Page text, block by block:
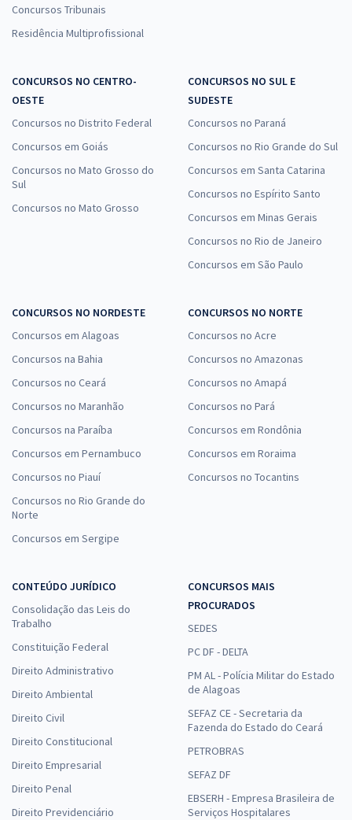
Concursos Tribunais
Residência Multiprofissional
CONCURSOS NO CENTRO-
OESTE
Concursos no Distrito Federal
Concursos em Goiás
Concursos no Mato Grosso do
Sul
Concursos no Mato Grosso
CONCURSOS NO SUL E
SUDESTE
Concursos no Paraná
Concursos no Rio Grande do Sul
Concursos em Santa Catarina
Concursos no Espírito Santo
Concursos em Minas Gerais
Concursos no Rio de Janeiro
Concursos em São Paulo
CONCURSOS NO NORDESTE
Concursos em Alagoas
Concursos na Bahia
Concursos no Ceará
Concursos no Maranhão
Concursos na Paraíba
Concursos em Pernambuco
Concursos no Piauí
Concursos no Rio Grande do
Norte
Concursos em Sergipe
CONCURSOS NO NORTE
Concursos no Acre
Concursos no Amazonas
Concursos no Amapá
Concursos no Pará
Concursos em Rondônia
Concursos em Roraima
Concursos no Tocantins
CONTEÚDO JURÍDICO
Consolidação das Leis do
Trabalho
Constituição Federal
Direito Administrativo
Direito Ambiental
Direito Civil
Direito Constitucional
Direito Empresarial
Direito Penal
Direito Previdenciário
CONCURSOS MAIS
PROCURADOS
SEDES
PC DF - DELTA
PM AL - Polícia Militar do Estado
de Alagoas
SEFAZ CE - Secretaria da
Fazenda do Estado do Ceará
PETROBRAS
SEFAZ DF
EBSERH - Empresa Brasileira de
Serviços Hospitalares